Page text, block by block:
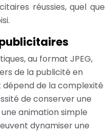
réussies, quel que
au format JPEG,
de la publicité en
dépend de la complexité
de conserver une
animation simple
dynamiser une